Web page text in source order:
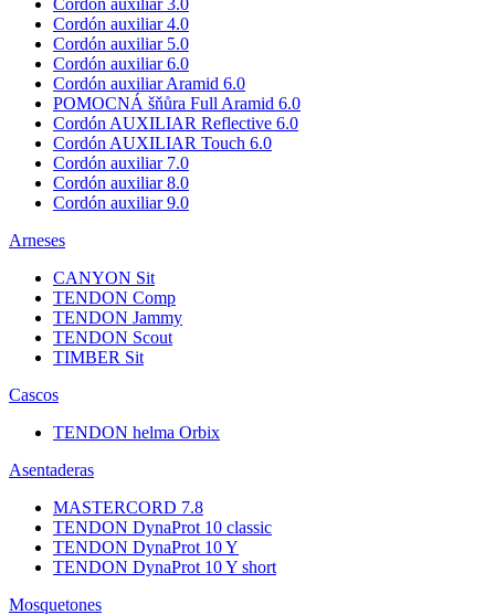
Cordón auxiliar 4.0
Cordón auxiliar 5.0
Cordón auxiliar 6.0
Cordón auxiliar Aramid 6.0
POMOCNÁ šňůra Full Aramid 6.0
Cordón AUXILIAR Reflective 6.0
Cordón AUXILIAR Touch 6.0
Cordón auxiliar 7.0
Cordón auxiliar 8.0
Cordón auxiliar 9.0
Arneses
CANYON Sit
TENDON Comp
TENDON Jammy
TENDON Scout
TIMBER Sit
Cascos
TENDON helma Orbix
Asentaderas
MASTERCORD 7.8
TENDON DynaProt 10 classic
TENDON DynaProt 10 Y
TENDON DynaProt 10 Y short
Mosquetones